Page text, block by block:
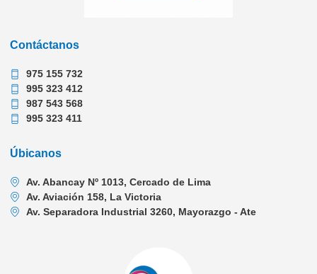
Contáctanos
975 155 732
995 323 412
987 543 568
995 323 411
Úbicanos
Av. Abancay Nº 1013, Cercado de Lima
Av. Aviación 158, La Victoria
Av. Separadora Industrial 3260, Mayorazgo - Ate